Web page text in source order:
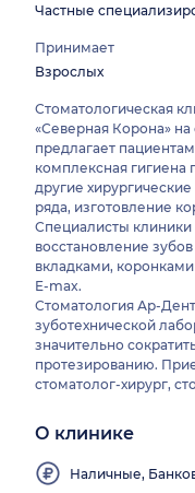
Частные
Принимает
Взрослых
Стоматологическая
«Северная Корона»
предлагает
комплексная гигиена
другие
ряда, изготовление
Специалисты клиники
восстановление
вкладками,
E-max.
Стоматология Ар-
зуботехнической
значительно
протезированию.
стоматолог-хирург,
О клинике
Наличные,